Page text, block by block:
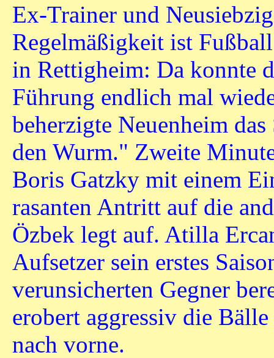
Ex-Trainer und
Regelmäßigkeit ist
in Rettigheim: Da konnte
Führung endlich mal
beherzigte Neuenheim
den Wurm." Zweite
Boris Gatzky mit einem
rasanten Antritt auf die
Özbek legt auf. Atilla
Aufsetzer sein erstes
verunsicherten Gegner
erobert aggressiv die
nach vorne.